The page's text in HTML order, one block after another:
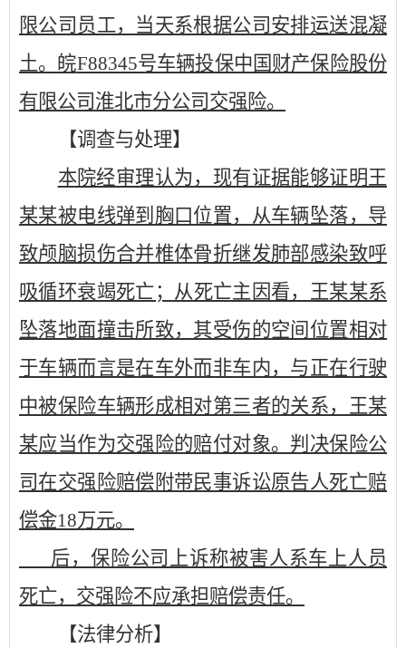
限公司员工，当天系根据公司安排运送混凝
土。皖F88345号车辆投保中国财产保险股份
有限公司淮北市分公司交强险。
【调查与处理】
本院经审理认为，现有证据能够证明王
某某被电线弹到胸口位置，从车辆坠落，导
致颅脑损伤合并椎体骨折继发肺部感染致呼
吸循环衰竭死亡；从死亡主因看，王某某系
坠落地面撞击所致，其受伤的空间位置相对
于车辆而言是在车外而非车内，与正在行驶
中被保险车辆形成相对第三者的关系，王某
某应当作为交强险的赔付对象。判决保险公
司在交强险赔偿附带民事诉讼原告人死亡赔
偿金18万元。
后，保险公司上诉称被害人系车上人员
死亡，交强险不应承担赔偿责任。
【法律分析】